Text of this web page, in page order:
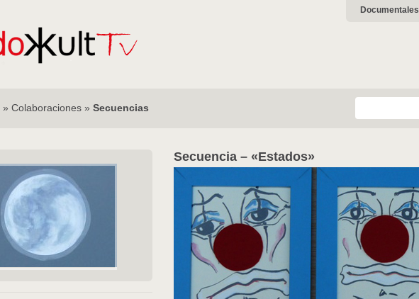
Documentales
» Colaboraciones » Secuencias
Secuencia – «Estados»